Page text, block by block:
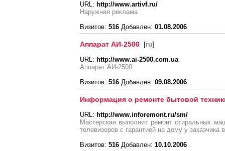
URL: http://www.artivf.ru/
Наружная реклама
Визитов: 516 Добавлен: 01.08.2006
Аппарат АИ-2500 [ru]
URL: http://www.ai-2500.com.ua
Аппарат АИ-2500
Визитов: 516 Добавлен: 09.08.2006
Информация о ремонте бытовой
URL: http://www.inforemont.ru/sm/
Мастерская выполнит ремонт стиральных
телевизоров с гарантией на дому у
Визитов: 516 Добавлен: 10.10.2006